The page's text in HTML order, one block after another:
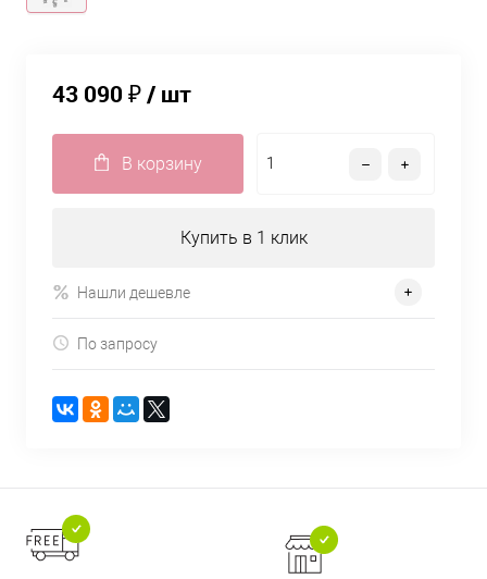
43 090 ₽/ шт
В корзину
Купить в 1 клик
Нашли дешевле
По запросу